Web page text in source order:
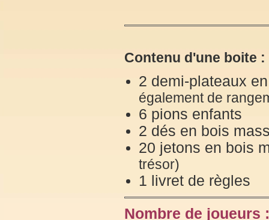
Contenu d'une boite :
2 demi-plateaux
également de
6 pions enfants
2 dés en bois
20 jetons en bois
trésor)
1 livret de règles
Nombre de joueurs :